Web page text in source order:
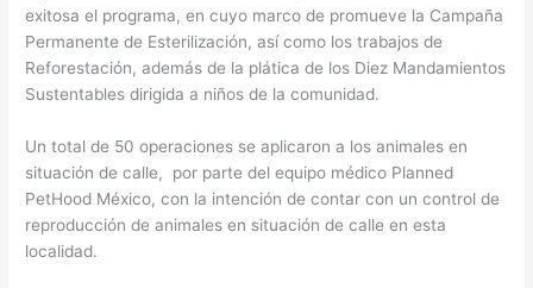
exitosa el programa, en cuyo marco de promueve la Campaña
Permanente de Esterilización, así como los trabajos de
Reforestación, además de la plática de los Diez Mandamientos
Sustentables dirigida a niños de la comunidad.
Un total de 50 operaciones se aplicaron a los animales en
situación de calle, por parte del equipo médico Planned
PetHood México, con la intención de contar con un control de
reproducción de animales en situación de calle en esta
localidad.